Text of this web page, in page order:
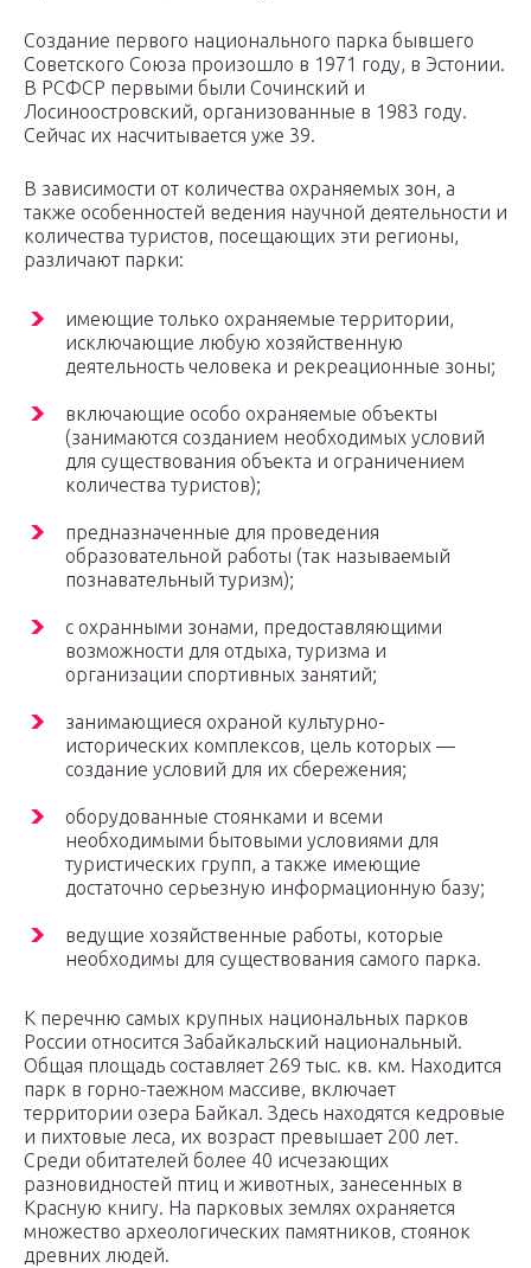
Создание первого национального парка бывшего
Советского Союза произошло в 1971 году, в Эстонии.
В РСФСР первыми были Сочинский и
Лосиноостровский, организованные в 1983 году.
Сейчас их насчитывается уже 39.
В зависимости от количества охраняемых зон, а
также особенностей ведения научной деятельности и
количества туристов, посещающих эти регионы,
различают парки:
имеющие только охраняемые территории,
исключающие любую хозяйственную
деятельность человека и рекреационные зоны;
включающие особо охраняемые объекты
(занимаются созданием необходимых условий
для существования объекта и ограничением
количества туристов);
предназначенные для проведения
образовательной работы (так называемый
познавательный туризм);
с охранными зонами, предоставляющими
возможности для отдыха, туризма и
организации спортивных занятий;
занимающиеся охраной культурно-
исторических комплексов, цель которых —
создание условий для их сбережения;
оборудованные стоянками и всеми
необходимыми бытовыми условиями для
туристических групп, а также имеющие
достаточно серьезную информационную базу;
ведущие хозяйственные работы, которые
необходимы для существования самого парка.
К перечню самых крупных национальных парков
России относится Забайкальский национальный.
Общая площадь составляет 269 тыс. кв. км. Находится
парк в горно-таежном массиве, включает
территории озера Байкал. Здесь находятся кедровые
и пихтовые леса, их возраст превышает 200 лет.
Среди обитателей более 40 исчезающих
разновидностей птиц и животных, занесенных в
Красную книгу. На парковых землях охраняется
множество археологических памятников, стоянок
древних людей.